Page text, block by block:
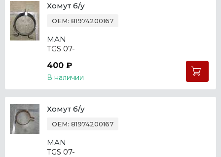
Хомут б/у
OEM: 81974200167
MAN
TGS 07-
400 ₽
В наличии
Хомут б/у
OEM: 81974200167
MAN
TGS 07-